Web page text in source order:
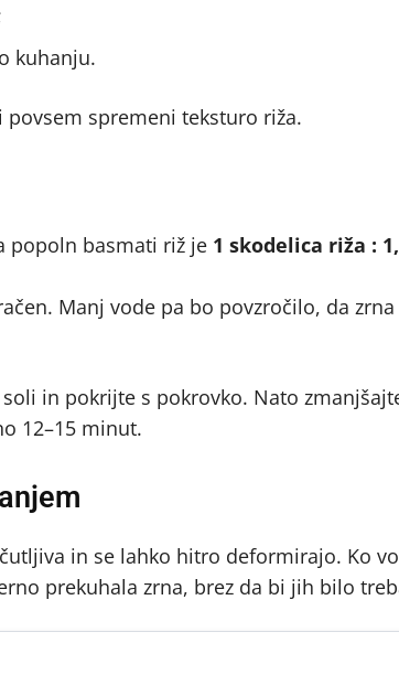
kuhanju.
spremeni teksturo riža.
popoln basmati riž je 1 skodelica riža :
Manj vode pa bo povzročilo, da
in pokrijte s pokrovko. Nato
12–15 minut.
in se lahko hitro deformirajo. Ko
prekuhala zrna, brez da bi jih bilo